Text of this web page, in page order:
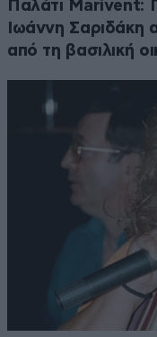
Παλάτι Marivent:
Ιωάννη Σαριδάκη
από τη βασιλική